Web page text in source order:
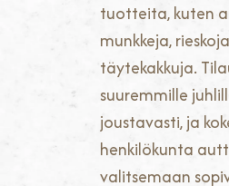
tuotteita, kuten
munkkeja,
täytekakkuja.
suuremmille
joustavasti, ja
henkilökunta
valitsemaan